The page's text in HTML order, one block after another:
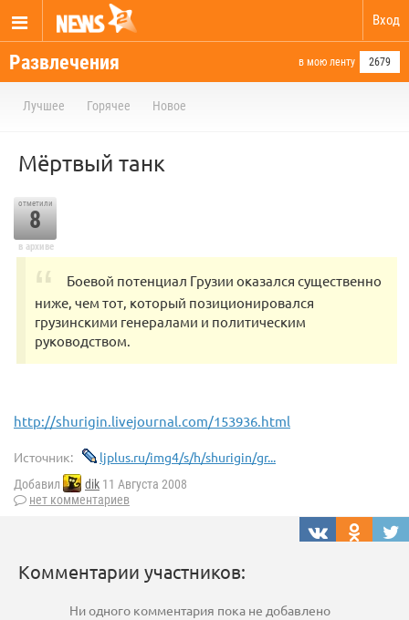
Вход
Развлечения в мою ленту 2679
Лучшее Горячее Новое
Мёртвый танк
отметили
8
в архиве
Боевой потенциал Грузии оказался существенно
ниже, чем тот, который позиционировался
грузинскими генералами и политическим
руководством.
http://shurigin.livejournal.com/153936.html
Источник: ljplus.ru/img4/s/h/shurigin/gr...
Добавил dik 11 Августа 2008
нет комментариев
Комментарии участников:
Ни одного комментария пока не добавлено